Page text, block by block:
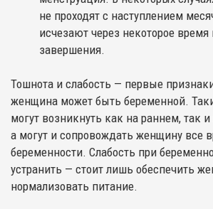
не проходят с наступлением
исчезают через некоторое время
завершения.
Тошнота и слабость — первые
женщина может быть беременной.
могут возникнуть как на раннем, так
а могут и сопровождать женщину все
беременности. Слабость при
устранить — стоит лишь обеспечить
нормализовать питание.